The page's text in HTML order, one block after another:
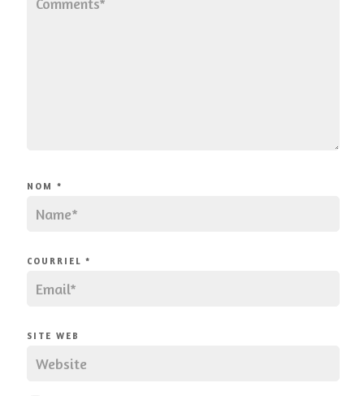
NOM *
COURRIEL *
SITE WEB